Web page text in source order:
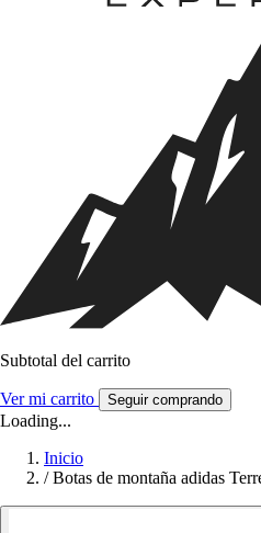
Subtotal del carrito
Ver mi carrito Seguir comprando
Loading...
Inicio
/ Botas de montaña adidas